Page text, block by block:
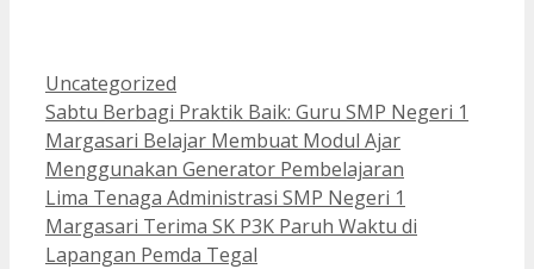
Kategori
Uncategorized
Sabtu Berbagi Praktik Baik: Guru SMP Negeri 1
Margasari Belajar Membuat Modul Ajar
Menggunakan Generator Pembelajaran
Lima Tenaga Administrasi SMP Negeri 1
Margasari Terima SK P3K Paruh Waktu di
Lapangan Pemda Tegal